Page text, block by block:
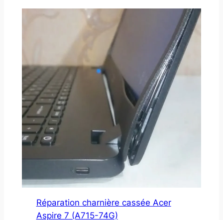
Réparation charnière cassée Acer
Aspire 7 (A715-74G)